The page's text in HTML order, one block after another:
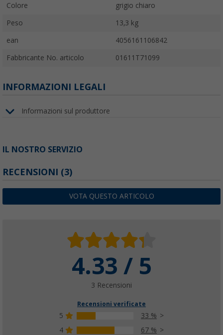
Colore grigio chiaro
Peso 13,3 kg
ean 4056161106842
Fabbricante No. articolo 01611T71099
INFORMAZIONI LEGALI
Informazioni sul produttore
IL NOSTRO SERVIZIO
RECENSIONI (3)
VOTA QUESTO ARTICOLO
4.33 / 5
3 Recensioni
Recensioni verificate
5
33 %
4
67 %